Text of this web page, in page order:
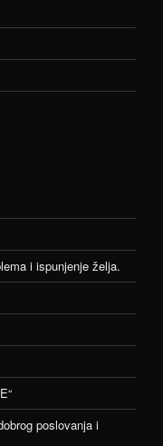
i ispunjenje želja.
poslovanja i